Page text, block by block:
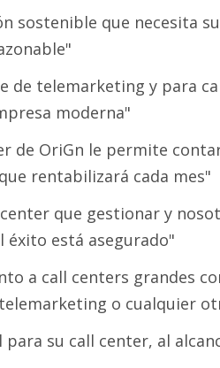
sostenible que necesita
de telemarketing y para
moderna"
de OriGn le permite
rentabilizará cada mes"
que gestionar y
éxito está asegurado"
a call centers grandes
o cualquier
su call center, al